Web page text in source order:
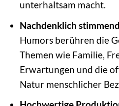
unterhaltsam macht.
Nachdenklich
Humors berühren die
Themen wie Familie,
Erwartungen und die
Natur menschlicher